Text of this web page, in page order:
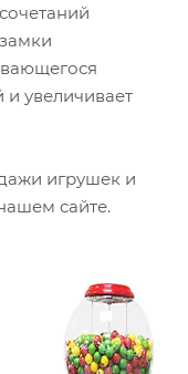
и увеличивает
игрушек и
сайте.